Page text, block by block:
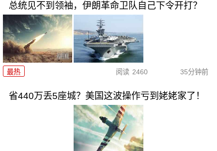
总统见不到领袖，伊朗革命卫队自己下令开打？
最热 阅读 2460 35分钟前
省440万丢5座城？美国这波操作亏到姥姥家了！